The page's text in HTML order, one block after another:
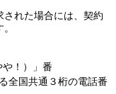
れた場合には、契約
！）」番
全国共通３桁の電話番